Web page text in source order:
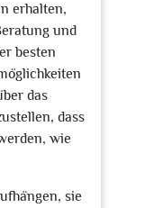
erhalten,
und
besten
das
dass
wie
sie